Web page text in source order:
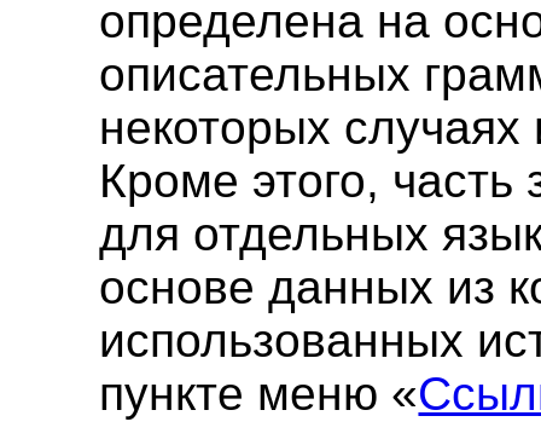
определена на
описательных
некоторых
Кроме этого,
для отдельных
основе данных из
использованных
пункте меню «